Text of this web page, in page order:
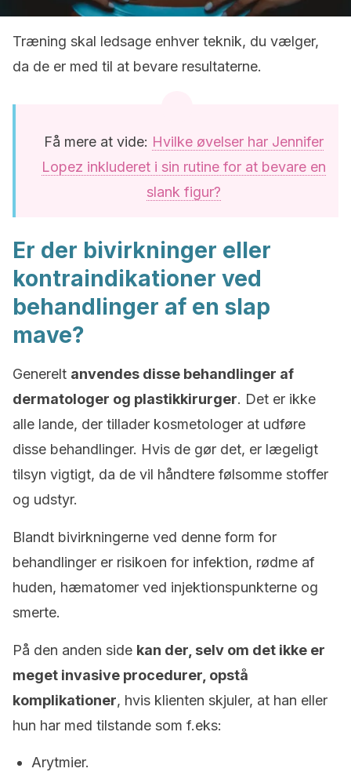
Træning skal ledsage enhver teknik, du vælger,
da de er med til at bevare resultaterne.
Få mere at vide: Hvilke øvelser har Jennifer
Lopez inkluderet i sin rutine for at bevare en
slank figur?
Er der bivirkninger eller
kontraindikationer ved
behandlinger af en slap
mave?
Generelt anvendes disse behandlinger af
dermatologer og plastikkirurger. Det er ikke
alle lande, der tillader kosmetologer at udføre
disse behandlinger. Hvis de gør det, er lægeligt
tilsyn vigtigt, da de vil håndtere følsomme stoffer
og udstyr.
Blandt bivirkningerne ved denne form for
behandlinger er risikoen for infektion, rødme af
huden, hæmatomer ved injektionspunkterne og
smerte.
På den anden side kan der, selv om det ikke er
meget invasive procedurer, opstå
komplikationer, hvis klienten skjuler, at han eller
hun har med tilstande som f.eks:
Arytmier.